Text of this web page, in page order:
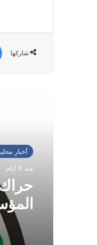
شاركها
أخبار
منذ 6 أيام